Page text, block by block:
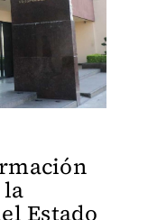
Estado